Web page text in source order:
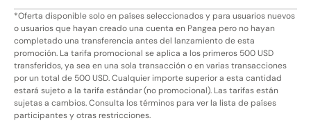
*Oferta disponible solo en países seleccionados y para usuarios nuevos
o usuarios que hayan creado una cuenta en Pangea pero no hayan
completado una transferencia antes del lanzamiento de esta
promoción. La tarifa promocional se aplica a los primeros 500 USD
transferidos, ya sea en una sola transacción o en varias transacciones
por un total de 500 USD. Cualquier importe superior a esta cantidad
estará sujeto a la tarifa estándar (no promocional). Las tarifas están
sujetas a cambios. Consulta los términos para ver la lista de países
participantes y otras restricciones.